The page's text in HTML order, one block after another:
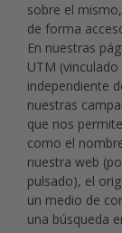
sobre el
de forma
En nuestras
UTM
independiente
nuestras
que nos
como el
nuestra web
pulsado), el
un medio de
una búsqueda